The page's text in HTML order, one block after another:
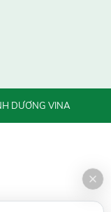
DƯƠNG VINA